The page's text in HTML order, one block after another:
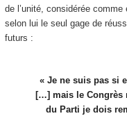
de l’unité, considérée
selon lui le seul gage de
futurs :
« Je ne suis pas si
[…] mais le Congrès
du Parti je dois